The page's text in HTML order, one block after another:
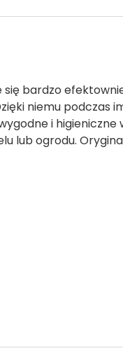
bardzo
niemu podczas
i
lub ogrodu.